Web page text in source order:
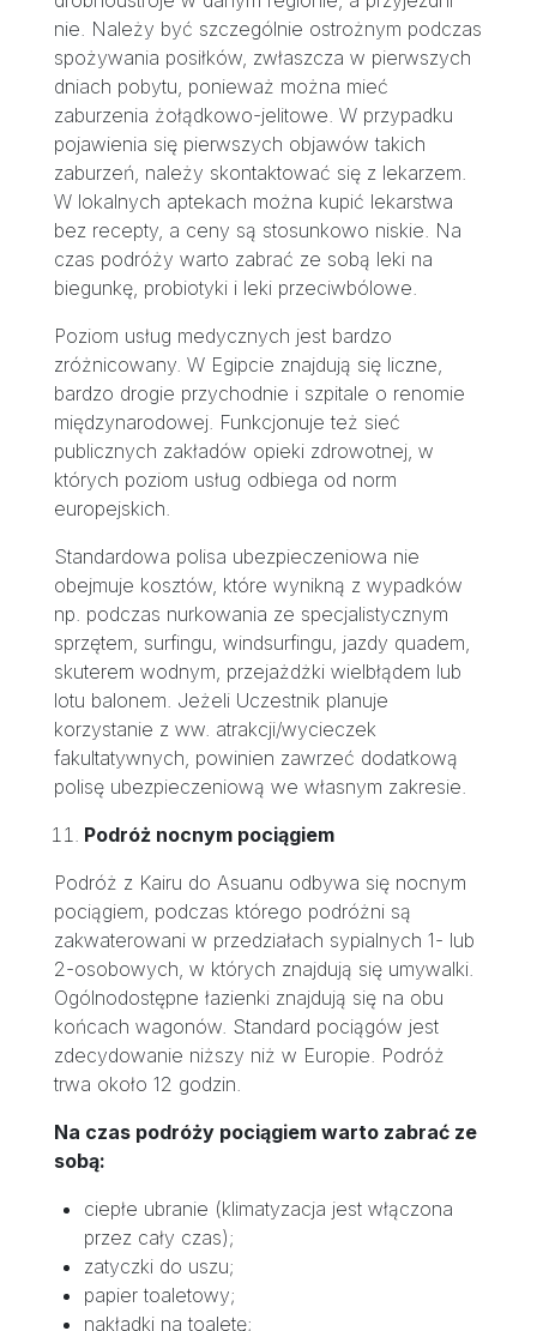
nie. Należy być szczególnie ostrożnym podczas
spożywania posiłków, zwłaszcza w pierwszych
dniach pobytu, ponieważ można mieć
zaburzenia żołądkowo-jelitowe. W przypadku
pojawienia się pierwszych objawów takich
zaburzeń, należy skontaktować się z lekarzem.
W lokalnych aptekach można kupić lekarstwa
bez recepty, a ceny są stosunkowo niskie. Na
czas podróży warto zabrać ze sobą leki na
biegunkę, probiotyki i leki przeciwbólowe.
Poziom usług medycznych jest bardzo
zróżnicowany. W Egipcie znajdują się liczne,
bardzo drogie przychodnie i szpitale o renomie
międzynarodowej. Funkcjonuje też sieć
publicznych zakładów opieki zdrowotnej, w
których poziom usług odbiega od norm
europejskich.
Standardowa polisa ubezpieczeniowa nie
obejmuje kosztów, które wynikną z wypadków
np. podczas nurkowania ze specjalistycznym
sprzętem, surfingu, windsurfingu, jazdy quadem,
skuterem wodnym, przejażdżki wielbłądem lub
lotu balonem. Jeżeli Uczestnik planuje
korzystanie z ww. atrakcji/wycieczek
fakultatywnych, powinien zawrzeć dodatkową
polisę ubezpieczeniową we własnym zakresie.
Podróż nocnym pociągiem
Podróż z Kairu do Asuanu odbywa się nocnym
pociągiem, podczas którego podróżni są
zakwaterowani w przedziałach sypialnych 1- lub
2-osobowych, w których znajdują się umywalki.
Ogólnodostępne łazienki znajdują się na obu
końcach wagonów. Standard pociągów jest
zdecydowanie niższy niż w Europie. Podróż
trwa około 12 godzin.
Na czas podróży pociągiem warto zabrać ze
sobą:
ciepłe ubranie (klimatyzacja jest włączona
przez cały czas);
zatyczki do uszu;
papier toaletowy;
nakładki na toaletę;